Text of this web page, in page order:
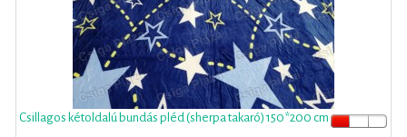
Csillagos kétoldalú bundás pléd (sherpa takaró) 150*200 cm